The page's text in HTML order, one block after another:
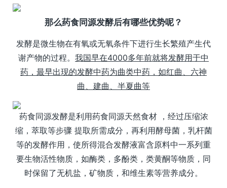
那么药食同源发酵后有哪些优势呢？
发酵是微生物在有氧或无氧条件下进行生长繁殖产生代
谢产物的过程。 我国早在4000多年前就将发酵用于中
药，最早出现的发酵中药为曲类中药，如红曲、六神
曲、建曲、半夏曲等
药食同源发酵是利用药食同源天然食材 ，经过压缩浓
缩，萃取等步骤 提取所需成分，再利用酵母菌，乳杆菌
等的发酵作用，使所得混合发酵液富含原料中一系列重
要生物活性物质，如酶类，多酚类，类黄酮等物质，同
时保留了无机盐，矿物质，和维生素等营养成分。